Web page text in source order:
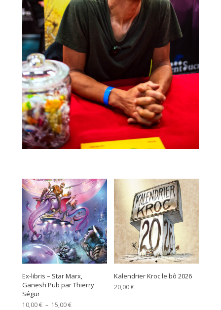
Ex-libris – Star Marx,
Ganesh Pub par Thierry
Ségur
10,00€ – 15,00€Plage
Kalendrier Kroc le bô 2026
20,00€